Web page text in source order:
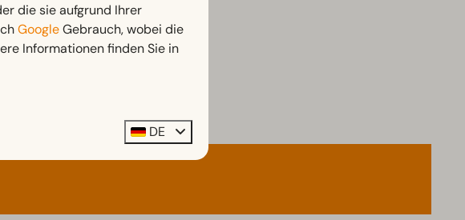
die sie aufgrund Ihrer
GoogleGebrauch, wobei die
Informationen finden Sie in
DE